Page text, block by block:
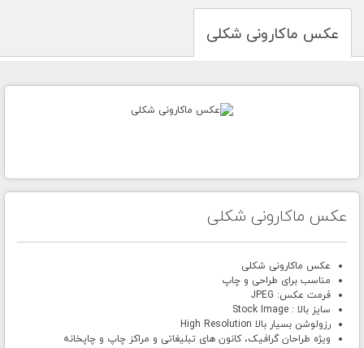
عکس ماکارونی شکلی
عکس ماکارونی شکلی
عکس ماکارونی شکلی
مناسب برای طراحی و چاپ
فرمت عکس: JPEG
سایز بالا : Stock Image
رزولوشن بسیار بالا High Resolution
ویژه طراحان گرافیک، کانون های تبلیغاتی و مراکز چاپ و چاپخانه